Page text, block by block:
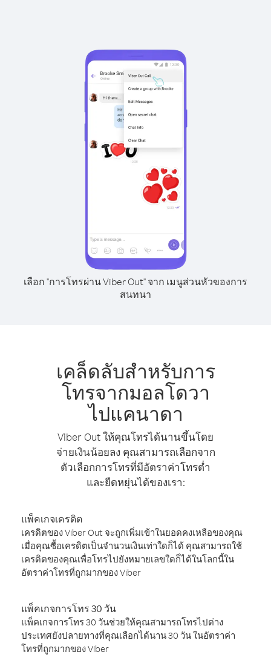
เลือก "การโทรผ่าน Viber Out" จาก เมนูส่วนหัวของการ
สนทนา
เคล็ดลับสำหรับการ
โทรจากมอลโดวา
ไปแคนาดา
Viber Out ให้คุณโทรได้นานขึ้นโดย
จ่ายเงินน้อยลง คุณสามารถเลือกจาก
ตัวเลือกการโทรที่มีอัตราค่าโทรต่ำ
และยืดหยุ่นได้ของเรา:
แพ็คเกจเครดิต
เครดิตของ Viber Out จะถูกเพิ่มเข้าในยอดคงเหลือของคุณ
เมื่อคุณซื้อเครดิตเป็นจำนวนเงินเท่าใดก็ได้ คุณสามารถใช้
เครดิตของคุณเพื่อโทรไปยังหมายเลขใดก็ได้ในโลกนี้ใน
อัตราค่าโทรที่ถูกมากของ Viber
แพ็คเกจการโทร 30 วัน
แพ็คเกจการโทร 30 วันช่วยให้คุณสามารถโทรไปต่าง
ประเทศยังปลายทางที่คุณเลือกได้นาน 30 วัน ในอัตราค่า
โทรที่ถูกมากของ Viber